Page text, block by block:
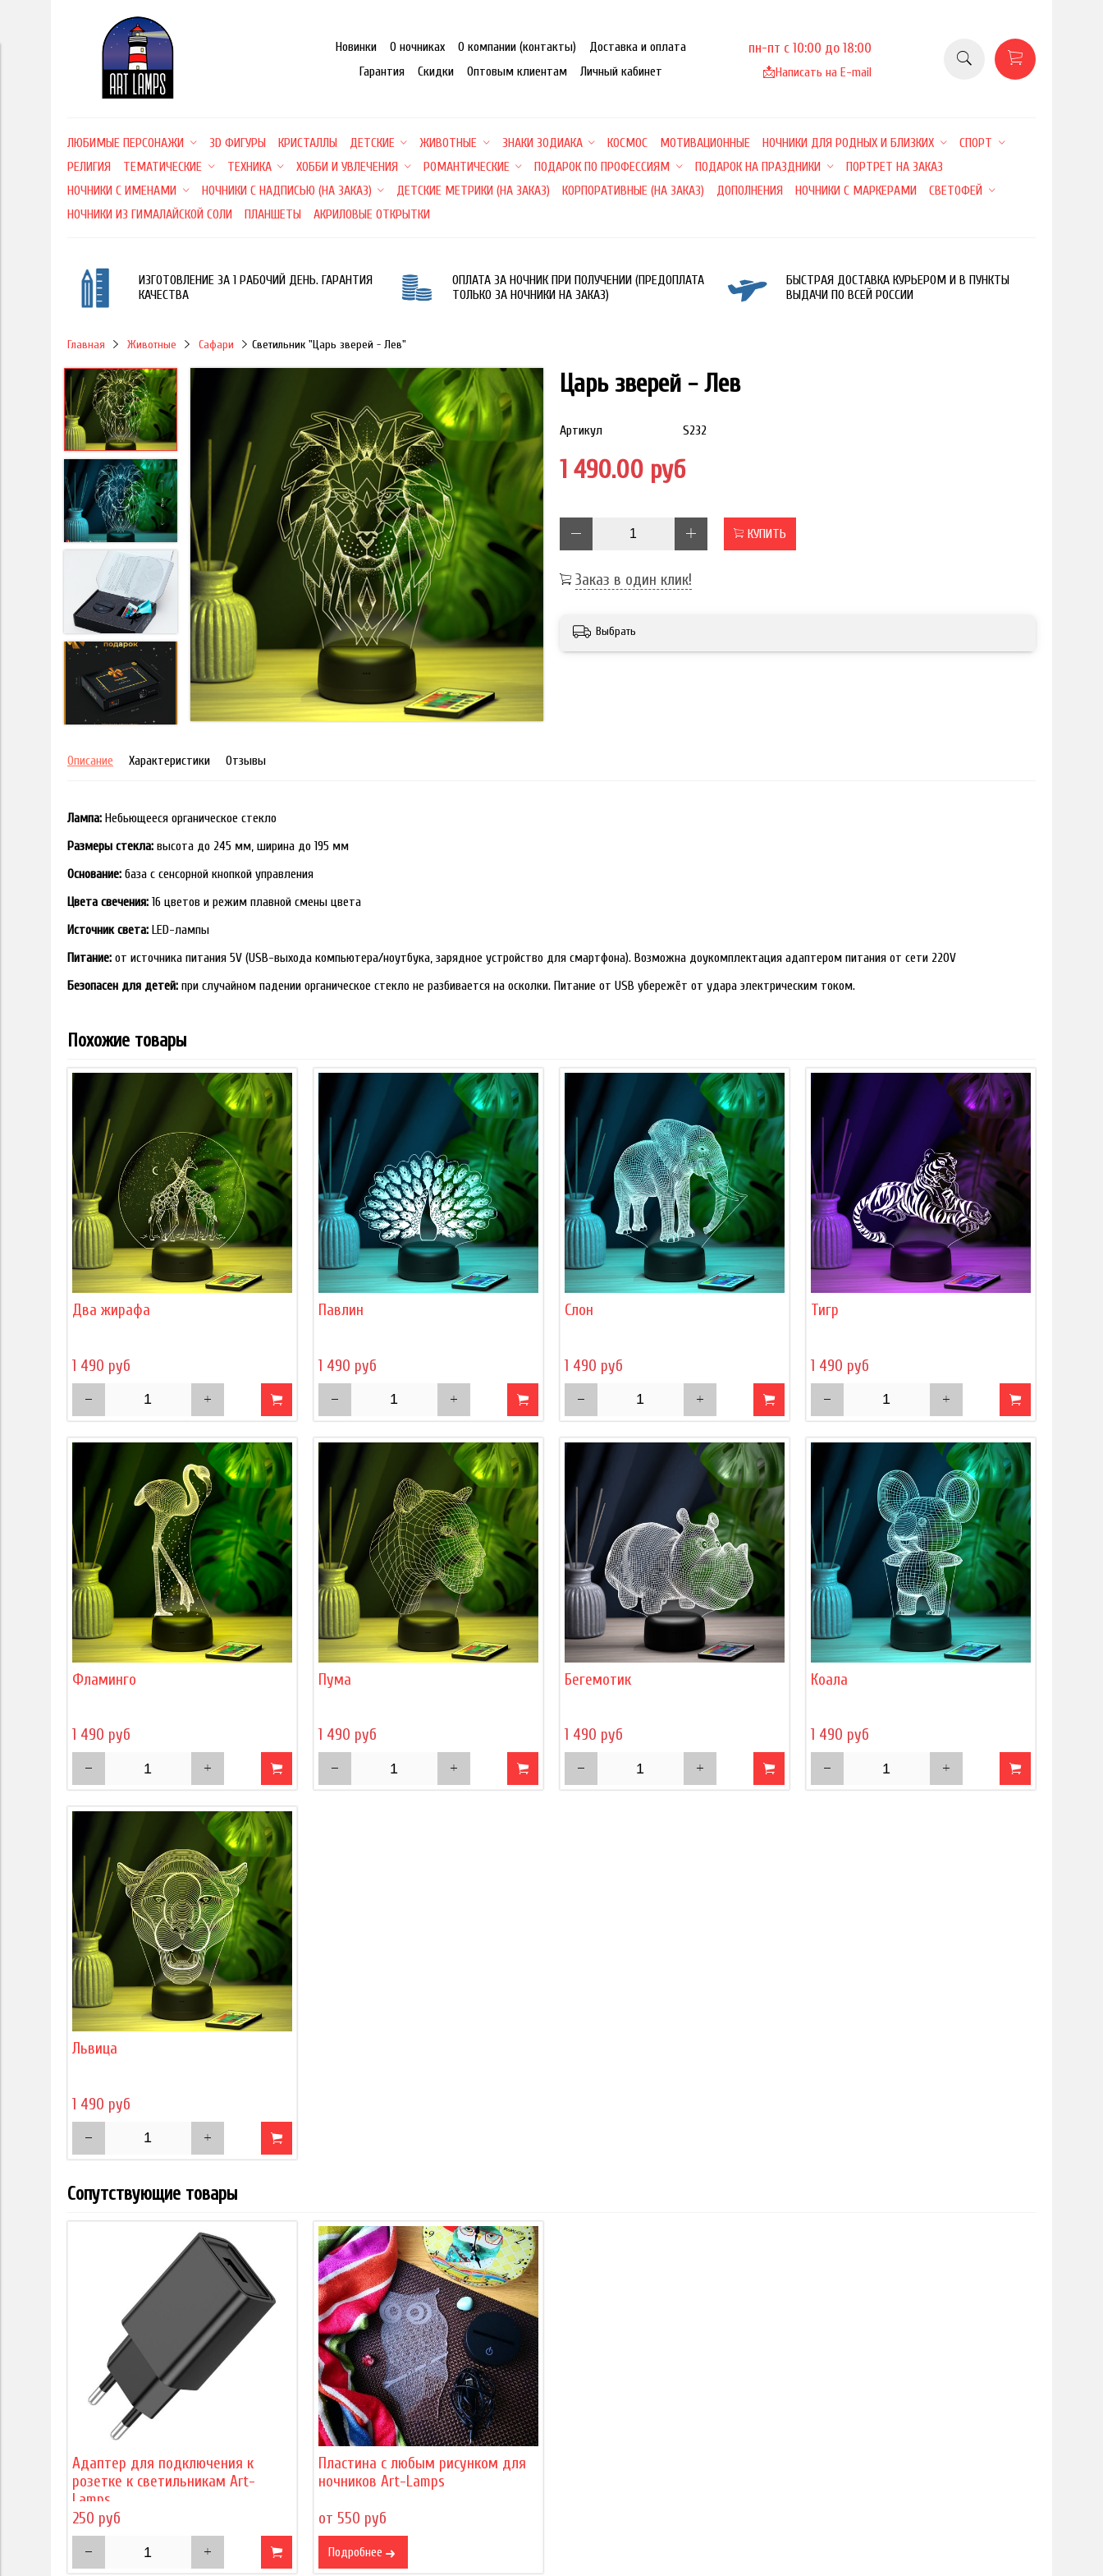
Новинки О ночниках О компании (контакты)
Доставка и оплата
Гарантия
Скидки Оптовым клиентам Личный кабинет
пн-пт с 10:00 до 18:00
📩Написать на E-mail
ЛЮБИМЫЕ ПЕРСОНАЖИ 3D ФИГУРЫ КРИСТАЛЛЫ ДЕТСКИЕ ЖИВОТНЫЕ ЗНАКИ ЗОДИАКА КОСМОС МОТИВАЦИОННЫЕ НОЧНИКИ ДЛЯ РОДНЫХ И БЛИЗКИХ
СПОРТ
РЕЛИГИЯ
ТЕМАТИЧЕСКИЕ ТЕХНИКА ХОББИ И УВЛЕЧЕНИЯ РОМАНТИЧЕСКИЕ ПОДАРОК ПО ПРОФЕССИЯМ ПОДАРОК НА ПРАЗДНИКИ
ПОРТРЕТ НА ЗАКАЗ
НОЧНИКИ С ИМЕНАМИ
НОЧНИКИ С НАДПИСЬЮ (НА ЗАКАЗ) ДЕТСКИЕ МЕТРИКИ (НА ЗАКАЗ) КОРПОРАТИВНЫЕ (НА ЗАКАЗ) ДОПОЛНЕНИЯ НОЧНИКИ С МАРКЕРАМИ
СВЕТОФЕЙ
НОЧНИКИ ИЗ ГИМАЛАЙСКОЙ СОЛИ
ПЛАНШЕТЫ АКРИЛОВЫЕ ОТКРЫТКИ
ИЗГОТОВЛЕНИЕ ЗА 1 РАБОЧИЙ ДЕНЬ. ГАРАНТИЯ
КАЧЕСТВА
ОПЛАТА ЗА НОЧНИК ПРИ ПОЛУЧЕНИИ (ПРЕДОПЛАТА
ТОЛЬКО ЗА НОЧНИКИ НА ЗАКАЗ)
БЫСТРАЯ ДОСТАВКА КУРЬЕРОМ И В ПУНКТЫ
ВЫДАЧИ ПО ВСЕЙ РОССИИ
Главная Животные Сафари Светильник "Царь зверей - Лев"
Царь зверей - Лев
Артикул S232
1 490.00 руб
КУПИТЬ
Заказ в один клик!
Выбрать
Описание Характеристики Отзывы
Лампа: Небьющееся органическое стекло
Размеры стекла: высота до 245 мм, ширина до 195 мм
Основание: база с сенсорной кнопкой управления
Цвета свечения: 16 цветов и режим плавной смены цвета
Источник света: LED-лампы
Питание: от источника питания 5V (USB-выхода компьютера/ноутбука, зарядное устройство для смартфона). Возможна доукомплектация адаптером питания от сети 220V
Безопасен для детей: при случайном падении органическое стекло не разбивается на осколки. Питание от USB убережёт от удара электрическим током.
Похожие товары
Два жирафа
1 490 руб
Павлин
1 490 руб
Слон
1 490 руб
Тигр
1 490 руб
Фламинго
1 490 руб
Пума
1 490 руб
Бегемотик
1 490 руб
Коала
1 490 руб
Львица
1 490 руб
Сопутствующие товары
Адаптер для подключения к
розетке к светильникам Art-
Lamps
250 руб
Пластина с любым рисунком для
ночников Art-Lamps
от 550 руб
Подробнее